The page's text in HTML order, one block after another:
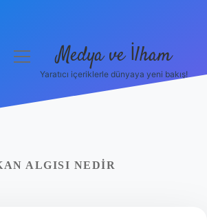
menüyüMedya ve İlham
Yaratıcı içeriklerle dünyaya yeni bakış!
ALGISI NEDIR